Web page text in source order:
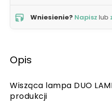
Wniesienie? Napisz lub
Opis
Wisząca lampa DUO
produkcji